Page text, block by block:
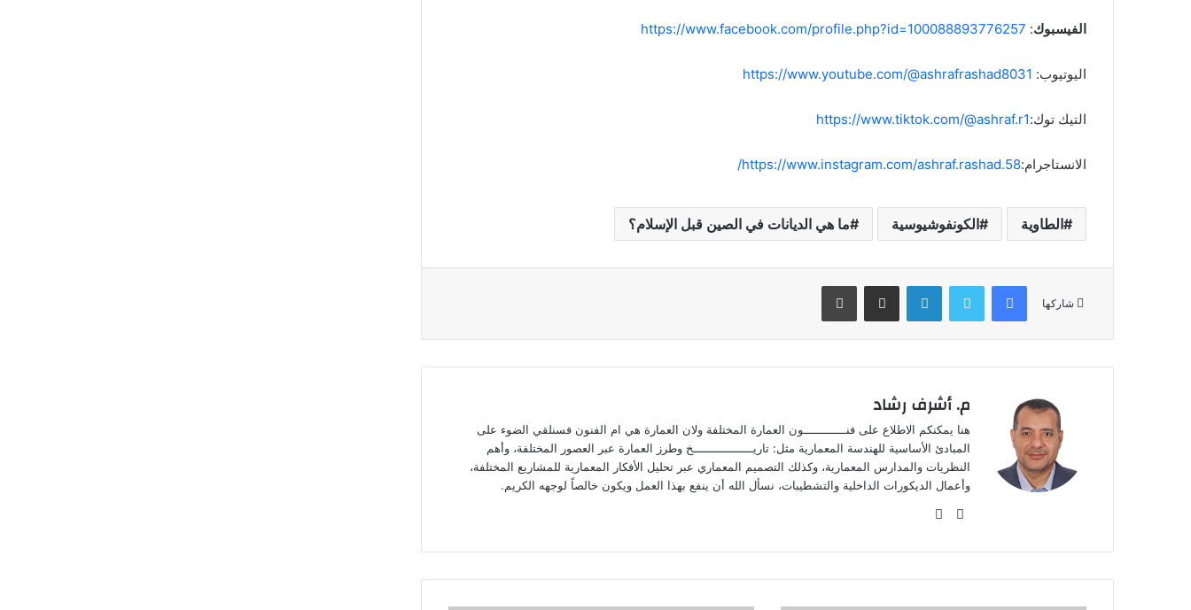
الفيسبوك:
https://www.facebook.com/profile.php?id=100088893776257
اليوتيوب: https://www.youtube.com/@ashrafrashad8031
التيك توك:https://www.tiktok.com/@ashraf.r1
الانستاجرام:https://www.instagram.com/ashraf.rashad.58/
الطاوية الكونفوشيوسية ما هي الديانات في الصين قبل الإسلام؟
شاركها
فيسبوك تويتر لينكدإن مشاركة عبر البريد طباعة
م. أشرف رشاد
هنا يمكنكم الاطلاع على فنــــــــــــون العمارة المختلفة ولان العمارة هي ام الفنون فسنلقي الضوء على
المبادئ الأساسية للهندسة المعمارية مثل: تاريـــــــــــــــــخ وطرز العمارة عبر العصور المختلفة، وأهم
النظريات والمدارس المعمارية، وكذلك التصميم المعماري عبر تحليل الأفكار المعمارية للمشاريع المختلفة،
وأعمال الديكورات الداخلية والتشطيبات، نسأل الله أن ينفع بهذا العمل ويكون خالصاً لوجهه الكريم.
موقع